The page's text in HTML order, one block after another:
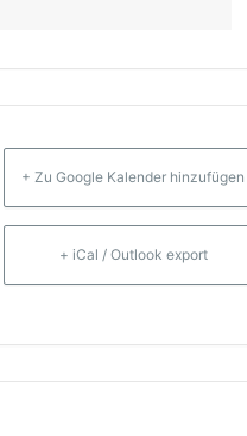
+ Zu Google Kalender hinzufügen
+ iCal / Outlook export